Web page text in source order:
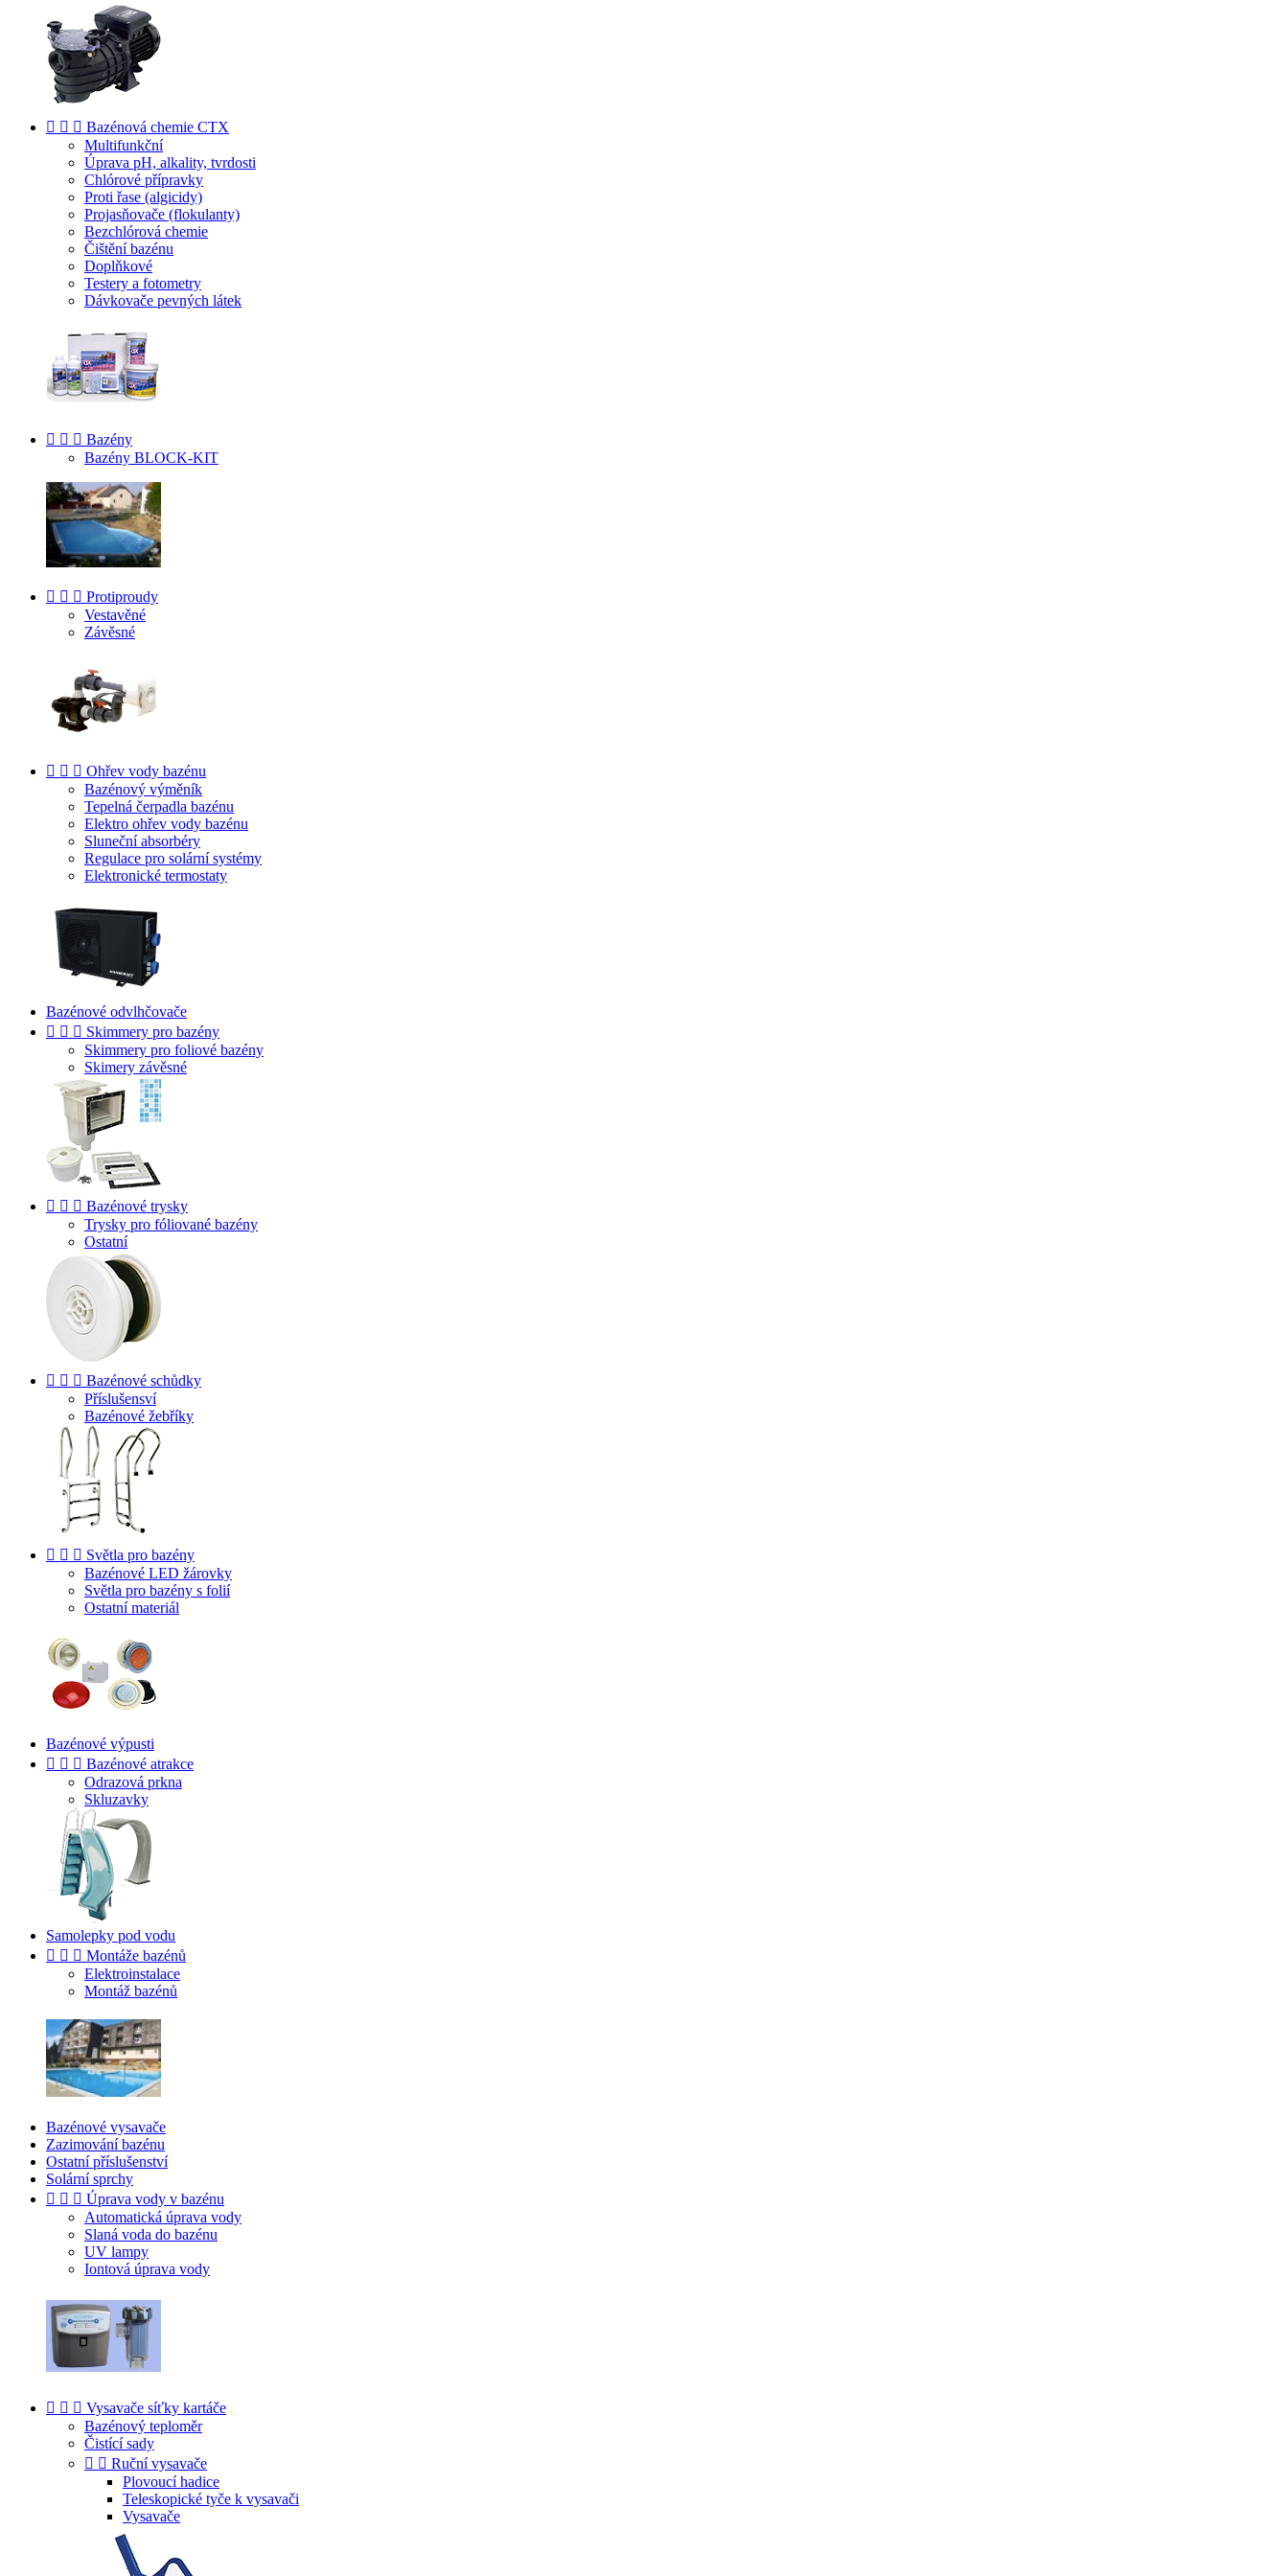
   Bazénová chemie CTX
Multifunkční
Úprava pH, alkality, tvrdosti
Chlórové přípravky
Proti řase (algicidy)
Projasňovače (flokulanty)
Bezchlórová chemie
Čištění bazénu
Doplňkové
Testery a fotometry
Dávkovače pevných látek
   Bazény
Bazény BLOCK-KIT
   Protiproudy
Vestavěné
Závěsné
   Ohřev vody bazénu
Bazénový výměník
Tepelná čerpadla bazénu
Elektro ohřev vody bazénu
Sluneční absorbéry
Regulace pro solární systémy
Elektronické termostaty
Bazénové odvlhčovače
   Skimmery pro bazény
Skimmery pro foliové bazény
Skimery závěsné
   Bazénové trysky
Trysky pro fóliované bazény
Ostatní
   Bazénové schůdky
Příslušensví
Bazénové žebříky
   Světla pro bazény
Bazénové LED žárovky
Světla pro bazény s folií
Ostatní materiál
Bazénové výpusti
   Bazénové atrakce
Odrazová prkna
Skluzavky
Samolepky pod vodu
   Montáže bazénů
Elektroinstalace
Montáž bazénů
Bazénové vysavače
Zazimování bazénu
Ostatní příslušenství
Solární sprchy
   Úprava vody v bazénu
Automatická úprava vody
Slaná voda do bazénu
UV lampy
Iontová úprava vody
   Vysavače síťky kartáče
Bazénový teploměr
Čistící sady
  Ruční vysavače
Plovoucí hadice
Teleskopické tyče k vysavači
Vysavače